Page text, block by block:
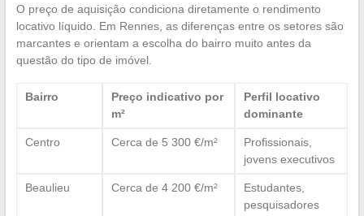
O preço de aquisição condiciona diretamente o rendimento
locativo líquido. Em Rennes, as diferenças entre os setores são
marcantes e orientam a escolha do bairro muito antes da
questão do tipo de imóvel.
Bairro
Preço indicativo por
m²
Perfil locativo
dominante
Centro Cerca de 5 300 €/m²
Profissionais,
jovens executivos
Beaulieu Cerca de 4 200 €/m²
Estudantes,
pesquisadores